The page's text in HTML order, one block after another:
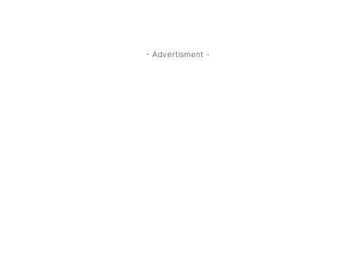
- Advertisment -